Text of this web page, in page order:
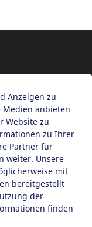
Zentrale
Anzeigen zu
Medien anbieten
Website zu
zu Ihrer
Partner für
weiter. Unsere
mit
bereitgestellt
der
finden